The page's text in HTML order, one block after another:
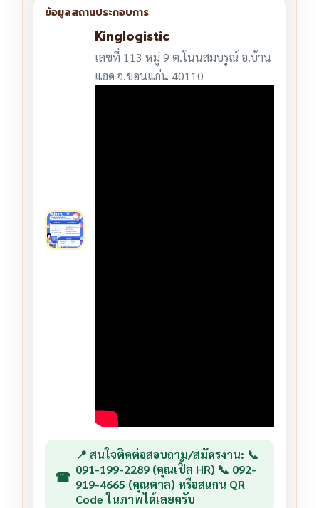
Kinglogistic
เลขที่ 113 หมู่ 9 ต.โนนสมบรูณ์ อ.บ้าน
แฮด จ.ขอนแก่น 40110
📍 สนใจติดต่อสอบถาม/สมัครงาน: 📞
091-199-2289 (คุณเปิ้ล HR) 📞 092-
919-4665 (คุณตาล) หรือสแกน QR
Code ในภาพได้เลยครับ